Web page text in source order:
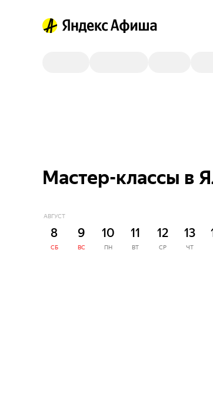
Мастер-классы в
АВГУСТ
8
СБ
9
ВС
10
ПН
11
ВТ
12
СР
13
ЧТ